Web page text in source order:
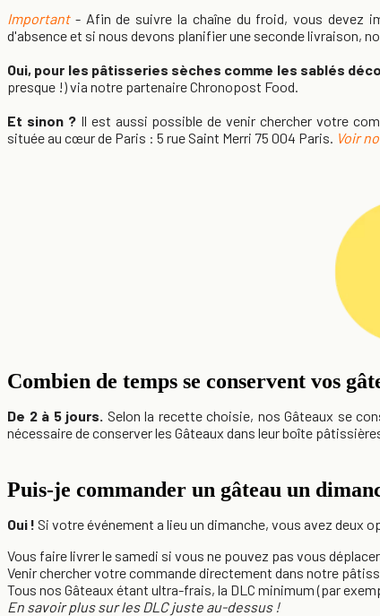
Important - Afin de suivre la chaîne du froid, vous devez
d'absence et si nous devons planifier une seconde livraison,
Oui, pour les pâtisseries sèches comme les sablés
presque !) via notre partenaire Chronopost Food.
Et sinon ?Il est aussi possible de venir chercher votre
située au cœur de Paris : 5 rue Saint Merri 75 004 Paris. Voir
Combien de temps se conservent vos
De 2 à 5 jours. Selon la recette choisie, nos Gâteaux se
nécessaire de conserver les Gâteaux dans leur boîte
Puis-je commander un gâteau un
Oui ! Si votre événement a lieu un dimanche, vous avez deux
Vous faire livrer le samedi si vous ne pouvez pas vous
Venir chercher votre commande directement dans notre
Tous nos Gâteaux étant ultra-frais, la DLC minimum (par
En savoir plus sur les DLC juste au-dessus !